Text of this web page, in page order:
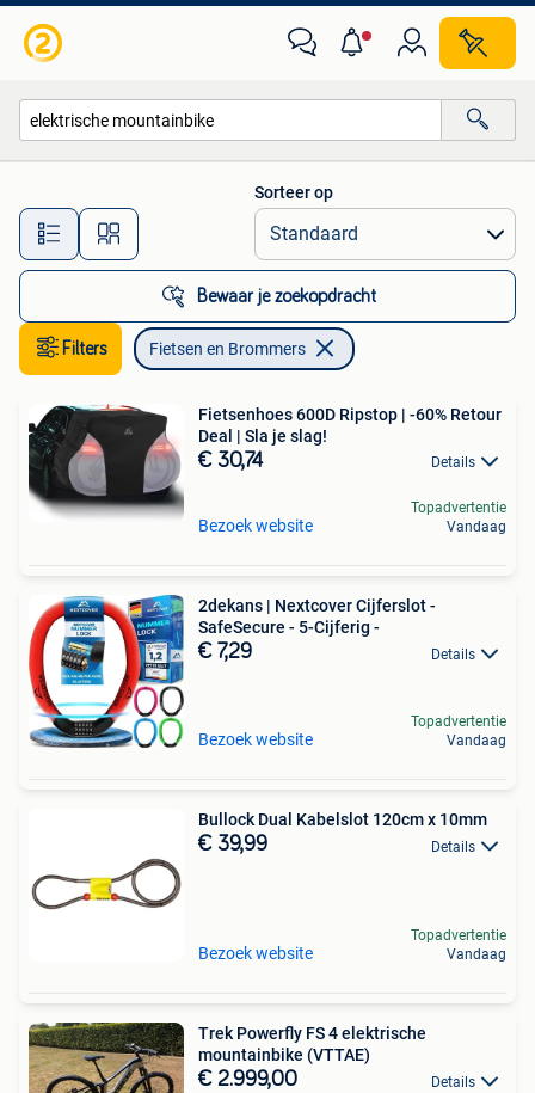
Alle afstanden…
Sorteer op
Bewaar je zoekopdracht
Filters Fietsen en Brommers
Fietsenhoes 600D Ripstop | -60% Retour
Deal | Sla je slag!
€ 30,74 Details
Bezoek website
Topadvertentie
Vandaag
2dekans | Nextcover Cijferslot -
SafeSecure - 5-Cijferig -
€ 7,29 Details
Bezoek website
Topadvertentie
Vandaag
Bullock Dual Kabelslot 120cm x 10mm
€ 39,99 Details
Bezoek website
Topadvertentie
Vandaag
Trek Powerfly FS 4 elektrische
mountainbike (VTTAE)
€ 2.999,00 Details